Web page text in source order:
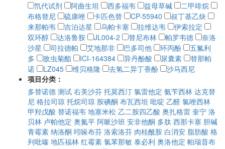
氘代试剂
阿曲生坦 西多福韦 益母草碱
二甲啡烷
布格替尼
硫康唑 卡匹色替 CP-55940
叔丁基乙炔
来那帕韦
吉泊达星 乌帕卡塞 拉维达韦
伊索拉定
双环醇
达洛鲁胺 JL004-2 替尼布林 帕罗韦德
奈洛
沙星
司拉德帕 艾地那非 巴多司他 环丙酚
五氟利
多
敌虫菊酯 ICI-164384 异丹酚酸 尿囊素
替那帕
诺
LZ045 维贝格隆 去氢二异丁香酚
沙马西尼
项目分类：
多替诺德 测试 右美沙芬 托莫西汀 氯雷他定 氨苄西林 达克替
尼 格拉司琼 托烷司琼 胺碘酮 布瓦西坦 吡啶 乙醛 氯唑西林
甲羟戊酸 替诺福韦 地塞米松 乙二胺四乙酸 奥扎格雷 奎宁 洛
贝林 卢帕他定 奥氮平 阿哌沙班 安非他酮 多肽 西那卡塞 胆碱
青霉素 纳洛酮 吲哚布芬 洛索洛芬 肉桂酰胺 白消安 脂肪酸 格
列吡嗪 地匹福林 红霉素 氯苯那敏 泰必利 奥洛他定 帕瑞昔布